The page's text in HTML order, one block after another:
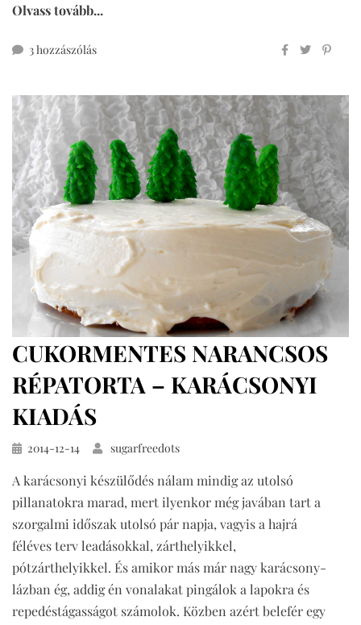
Olvass tovább...
3 hozzászóláskakaós
teljes
kiőrlésű
lisztből
(frissítve!)
című
bejegyzéshez
CUKORMENTES NARANCSOS
RÉPATORTA – KARÁCSONYI
KIADÁS
Közzétéve
2014-12-14 sugarfreedots
A karácsonyi készülődés nálam mindig az utolsó
pillanatokra marad, mert ilyenkor még javában tart a
szorgalmi időszak utolsó pár napja, vagyis a hajrá
féléves terv leadásokkal, zárthelyikkel,
pótzárthelyikkel. És amikor más már nagy karácsony-
lázban ég, addig én vonalakat pingálok a lapokra és
repedéstágasságot számolok. Közben azért belefér egy